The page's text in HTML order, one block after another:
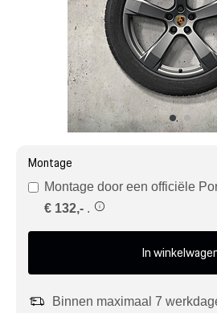
Meer Porsche
Porsche informatie
Montage
Montage door een officiële
€ 132,- .
In
Binnen maximaal 7